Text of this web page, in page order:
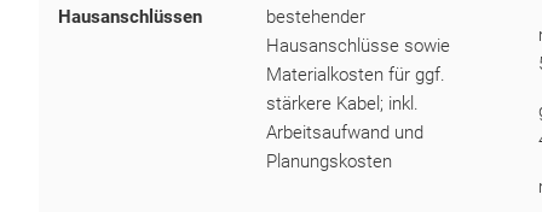
Hausanschlüssen
bestehender
Hausanschlüsse sowie
Materialkosten für ggf.
stärkere Kabel; inkl.
Arbeitsaufwand und
Planungskosten